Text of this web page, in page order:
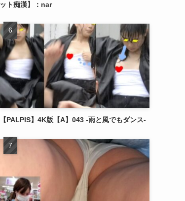
ット痴漢】：nar
【PALPIS】4K版【A】043 -雨と風でもダンス-